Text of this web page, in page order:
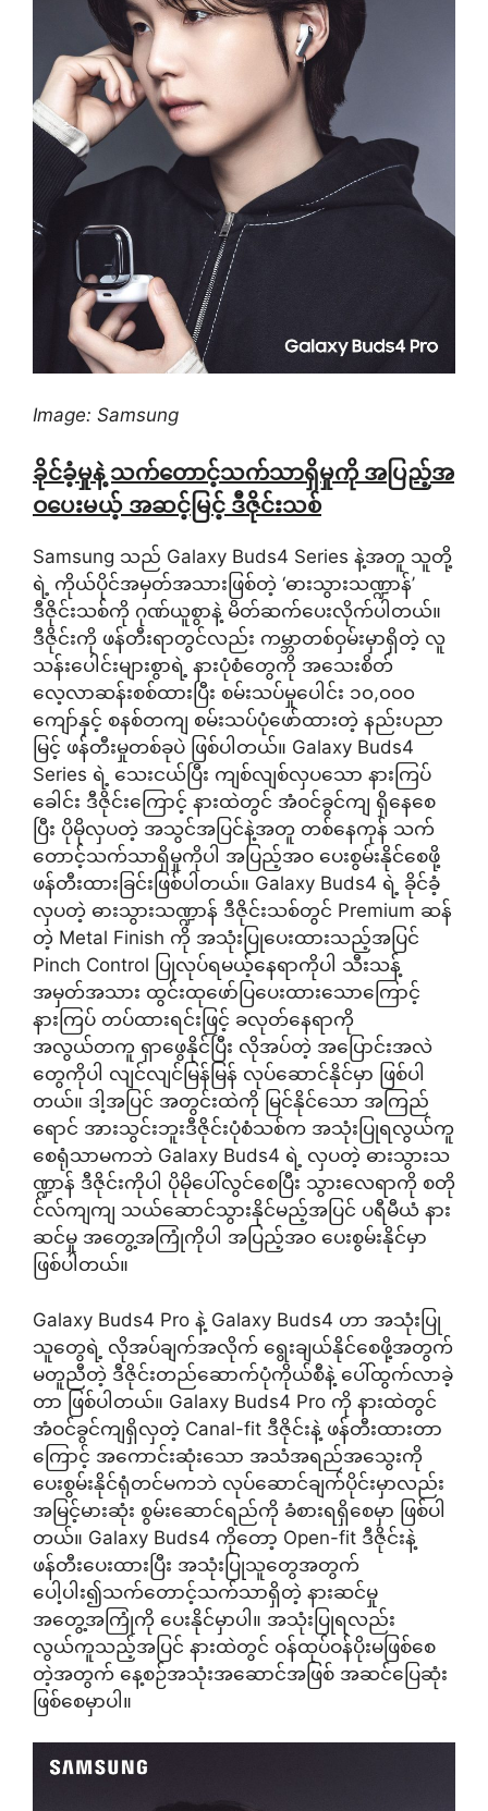
Image: Samsung
ခိုင်ခံ့မှုနဲ့ သက်တောင့်သက်သာရှိမှုကို အပြည့်အ
ဝပေးမယ့် အဆင့်မြင့် ဒီဇိုင်းသစ်
Samsung သည် Galaxy Buds4 Series နဲ့အတူ သူတို့
ရဲ့ ကိုယ်ပိုင်အမှတ်အသားဖြစ်တဲ့ ‘ဓားသွားသဏ္ဍာန်’
ဒီဇိုင်းသစ်ကို ဂုဏ်ယူစွာနဲ့ မိတ်ဆက်ပေးလိုက်ပါတယ်။
ဒီဇိုင်းကို ဖန်တီးရာတွင်လည်း ကမ္ဘာတစ်ဝှမ်းမှာရှိတဲ့ လူ
သန်းပေါင်းများစွာရဲ့ နားပုံစံတွေကို အသေးစိတ်
လေ့လာဆန်းစစ်ထားပြီး စမ်းသပ်မှုပေါင်း ၁၀,၀၀၀
ကျော်နှင့် စနစ်တကျ စမ်းသပ်ပုံဖော်ထားတဲ့ နည်းပညာ
မြင့် ဖန်တီးမှုတစ်ခုပဲ ဖြစ်ပါတယ်။ Galaxy Buds4
Series ရဲ့ သေးငယ်ပြီး ကျစ်လျစ်လှပသော နားကြပ်
ခေါင်း ဒီဇိုင်းကြောင့် နားထဲတွင် အံဝင်ခွင်ကျ ရှိနေစေ
ပြီး ပိုမိုလှပတဲ့ အသွင်အပြင်နဲ့အတူ တစ်နေကုန် သက်
တောင့်သက်သာရှိမှုကိုပါ အပြည့်အဝ ပေးစွမ်းနိုင်စေဖို့
ဖန်တီးထားခြင်းဖြစ်ပါတယ်။ Galaxy Buds4 ရဲ့ ခိုင်ခံ့
လှပတဲ့ ဓားသွားသဏ္ဍာန် ဒီဇိုင်းသစ်တွင် Premium ဆန်
တဲ့ Metal Finish ကို အသုံးပြုပေးထားသည့်အပြင်
Pinch Control ပြုလုပ်ရမယ့်နေရာကိုပါ သီးသန့်
အမှတ်အသား ထွင်းထုဖော်ပြပေးထားသောကြောင့်
နားကြပ် တပ်ထားရင်းဖြင့် ခလုတ်နေရာကို
အလွယ်တကူ ရှာဖွေနိုင်ပြီး လိုအပ်တဲ့ အပြောင်းအလဲ
တွေကိုပါ လျင်လျင်မြန်မြန် လုပ်ဆောင်နိုင်မှာ ဖြစ်ပါ
တယ်။ ဒါ့အပြင် အတွင်းထဲကို မြင်နိုင်သော အကြည်
ရောင် အားသွင်းဘူးဒီဇိုင်းပုံစံသစ်က အသုံးပြုရလွယ်ကူ
စေရုံသာမကဘဲ Galaxy Buds4 ရဲ့ လှပတဲ့ ဓားသွားသ
ဏ္ဍာန် ဒီဇိုင်းကိုပါ ပိုမိုပေါ်လွင်စေပြီး သွားလေရာကို စတို
င်လ်ကျကျ သယ်ဆောင်သွားနိုင်မည့်အပြင် ပရီမီယံ နား
ဆင်မှု အတွေ့အကြုံကိုပါ အပြည့်အဝ ပေးစွမ်းနိုင်မှာ
ဖြစ်ပါတယ်။
Galaxy Buds4 Pro နဲ့ Galaxy Buds4 ဟာ အသုံးပြု
သူတွေရဲ့ လိုအပ်ချက်အလိုက် ရွေးချယ်နိုင်စေဖို့အတွက်
မတူညီတဲ့ ဒီဇိုင်းတည်ဆောက်ပုံကိုယ်စီနဲ့ ပေါ်ထွက်လာခဲ့
တာ ဖြစ်ပါတယ်။ Galaxy Buds4 Pro ကို နားထဲတွင်
အံဝင်ခွင်ကျရှိလှတဲ့ Canal-fit ဒီဇိုင်းနဲ့ ဖန်တီးထားတာ
ကြောင့် အကောင်းဆုံးသော အသံအရည်အသွေးကို
ပေးစွမ်းနိုင်ရုံတင်မကဘဲ လုပ်ဆောင်ချက်ပိုင်းမှာလည်း
အမြင့်မားဆုံး စွမ်းဆောင်ရည်ကို ခံစားရရှိစေမှာ ဖြစ်ပါ
တယ်။ Galaxy Buds4 ကိုတော့ Open-fit ဒီဇိုင်းနဲ့
ဖန်တီးပေးထားပြီး အသုံးပြုသူတွေအတွက်
ပေါ့ပါး၍သက်တောင့်သက်သာရှိတဲ့ နားဆင်မှု
အတွေ့အကြုံကို ပေးနိုင်မှာပါ။ အသုံးပြုရလည်း
လွယ်ကူသည့်အပြင် နားထဲတွင် ဝန်ထုပ်ဝန်ပိုးမဖြစ်စေ
တဲ့အတွက် နေ့စဉ်အသုံးအဆောင်အဖြစ် အဆင်ပြေဆုံး
ဖြစ်စေမှာပါ။